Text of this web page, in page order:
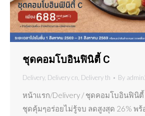
ชุดคอมโบอินฟินิตี้ C
Delivery, Delivery cn Delivery th By
หน้าแรก/Delivery / ชุดคอมโบอินฟินิตี้
ชุดคุ้มๆอร่อยไม่รู้จบ ลดสูงสุด 26% พ